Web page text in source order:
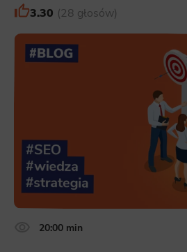
3.30 28 głosów
20:00 min